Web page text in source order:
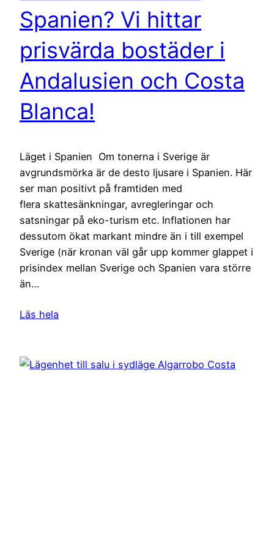
Spanien? Vi hittar
prisvärda bostäder i
Andalusien och Costa
Blanca!
Läget i Spanien Om tonerna i Sverige är
avgrundsmörka är de desto ljusare i Spanien. Här
ser man positivt på framtiden med
flera skattesänkningar, avregleringar och
satsningar på eko-turism etc. Inflationen har
dessutom ökat markant mindre än i till exempel
Sverige (när kronan väl går upp kommer glappet i
prisindex mellan Sverige och Spanien vara större
än…
Läs hela